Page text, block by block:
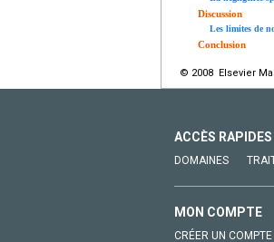
Discussion
Les limites de
Conclusion
© 2008 Elsevier
ACCÈS RAPIDES
DOMAINES
MON COMPTE
CRÉER UN COMPTE